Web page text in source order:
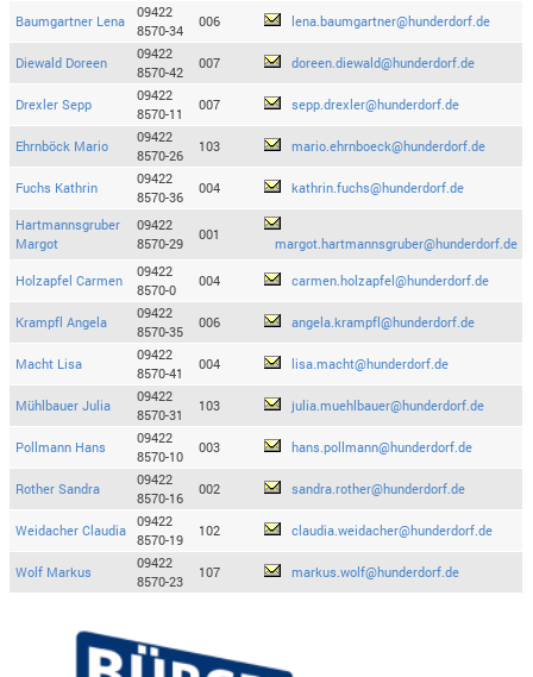
Baumgartner Lena
09422
8570-34
006 lena.baumgartner@hunderdorf.de
Diewald Doreen
09422
8570-42
007 doreen.diewald@hunderdorf.de
Drexler Sepp
09422
8570-11
007 sepp.drexler@hunderdorf.de
Ehrnböck Mario
09422
8570-26
103 mario.ehrnboeck@hunderdorf.de
Fuchs Kathrin
09422
8570-36
004 kathrin.fuchs@hunderdorf.de
Hartmannsgruber
Margot
09422
8570-29
001
margot.hartmannsgruber@hunderdorf.de
Holzapfel Carmen
09422
8570-0
004 carmen.holzapfel@hunderdorf.de
Krampfl Angela
09422
8570-35
006 angela.krampfl@hunderdorf.de
Macht Lisa
09422
8570-41
004 lisa.macht@hunderdorf.de
Mühlbauer Julia
09422
8570-31
103 julia.muehlbauer@hunderdorf.de
Pollmann Hans
09422
8570-10
003 hans.pollmann@hunderdorf.de
Rother Sandra
09422
8570-16
002 sandra.rother@hunderdorf.de
Weidacher Claudia
09422
8570-19
102 claudia.weidacher@hunderdorf.de
Wolf Markus
09422
8570-23
107 markus.wolf@hunderdorf.de